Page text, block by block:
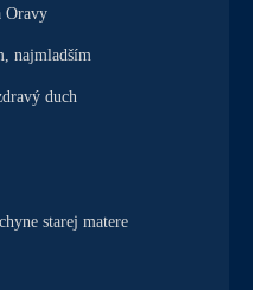
Oravy
najmladším
duch
starej matere